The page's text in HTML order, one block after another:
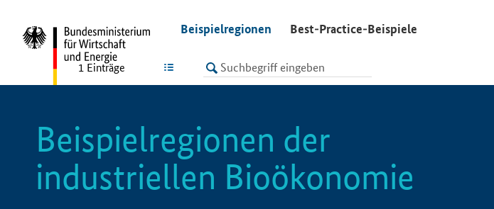
Beispielregionen Best-Practice-Beispiele
LISTE
1 Einträge
Beispielregionen der
industriellen Bioökonomie